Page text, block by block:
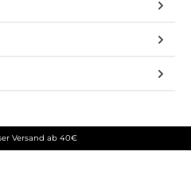
Versand ab 40€